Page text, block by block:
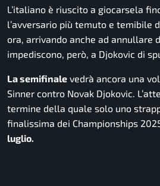
L’italiano è riuscito a giocarsela
l’avversario più temuto e temibile
ora, arrivando anche ad annullare
impediscono, però, a Djokovic di
La semifinale vedrà ancora una
Sinner contro Novak Djokovic.
termine della quale solo uno
finalissima dei Championships
luglio.